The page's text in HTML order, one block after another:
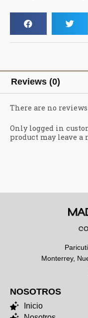
Reviews (0)
There are no reviews
Only logged in
product may leave a
Monterrey,
NOSOTROS
Inicio